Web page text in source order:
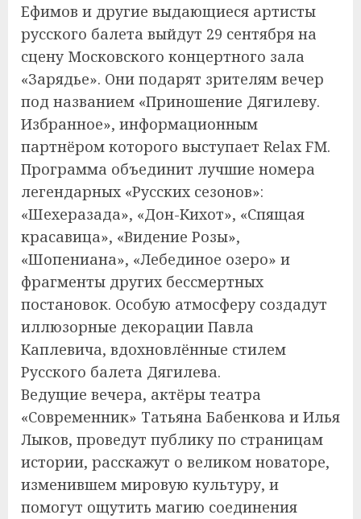
Ефимов и другие выдающиеся артисты
русского балета выйдут 29 сентября на
сцену Московского концертного зала
«Зарядье». Они подарят зрителям вечер
под названием «Приношение Дягилеву.
Избранное», информационным
партнёром которого выступает Relax FM.
Программа объединит лучшие номера
легендарных «Русских сезонов»:
«Шехеразада», «Дон-Кихот», «Спящая
красавица», «Видение Розы»,
«Шопениана», «Лебединое озеро» и
фрагменты других бессмертных
постановок. Особую атмосферу создадут
иллюзорные декорации Павла
Каплевича, вдохновлённые стилем
Русского балета Дягилева.
Ведущие вечера, актёры театра
«Современник» Татьяна Бабенкова и Илья
Лыков, проведут публику по страницам
истории, расскажут о великом новаторе,
изменившем мировую культуру, и
помогут ощутить магию соединения